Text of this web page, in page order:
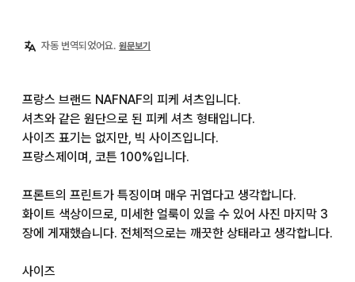
자동 번역되었어요. 원문보기
프랑스 브랜드 NAFNAF의 피케 셔츠입니다.
셔츠와 같은 원단으로 된 피케 셔츠 형태입니다.
사이즈 표기는 없지만, 빅 사이즈입니다.
프랑스제이며, 코튼 100%입니다.
프론트의 프린트가 특징이며 매우 귀엽다고 생각합니다.
화이트 색상이므로, 미세한 얼룩이 있을 수 있어 사진 마지막 3
장에 게재했습니다. 전체적으로는 깨끗한 상태라고 생각합니다.
사이즈